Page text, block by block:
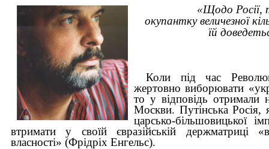
«Щодо Росії,
окупантку величезної
їй
Коли під час
жертовно виборювати
то у відповідь отримали
Москви. Путінська Росія,
царсько-більшовицької
втримати у своїй євразійській держматриці
власності» (Фрідріх Енгельс).